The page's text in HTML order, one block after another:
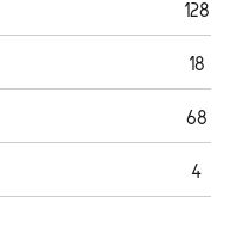
128
18
68
4